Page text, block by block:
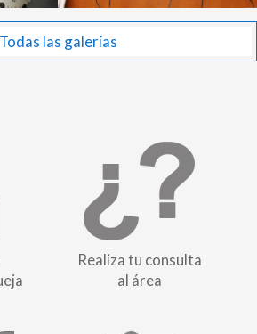
Todas las galerías
Realiza tu consulta
al área